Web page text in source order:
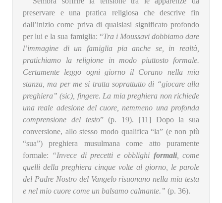
preservare e una pratica religiosa che descrive fin
dall’inizio come priva di qualsiasi significato profondo
per lui e la sua famiglia: “Tra i Moussavi dobbiamo dare
l’immagine di un famiglia pia anche se, in realtà,
pratichiamo la religione in modo piuttosto formale.
Certamente leggo ogni giorno il Corano nella mia
stanza, ma per me si tratta soprattutto di “giocare alla
preghiera” (sic), fingere. La mia preghiera non richiede
una reale adesione del cuore, nemmeno una profonda
comprensione del testo” (p. 19). [11] Dopo la sua
conversione, allo stesso modo qualifica “la” (e non più
“sua”) preghiera musulmana come atto puramente
formale: “Invece di precetti e obblighi formali, come
quelli della preghiera cinque volte al giorno, le parole
del Padre Nostro del Vangelo risuonano nella mia testa
e nel mio cuore come un balsamo calmante.” (p. 36).